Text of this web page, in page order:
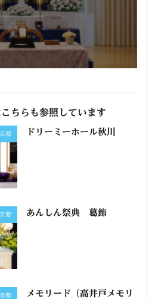
ちらも参照しています
都 ドリーミーホール秋川
都 あんしん祭典 葛飾
都
メモリード（高井戸メモリ